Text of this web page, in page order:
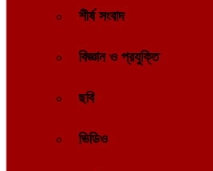
শীর্ষ সংবাদ
বিজ্ঞান ও প্রযুক্তি
ছবি
ভিডিও